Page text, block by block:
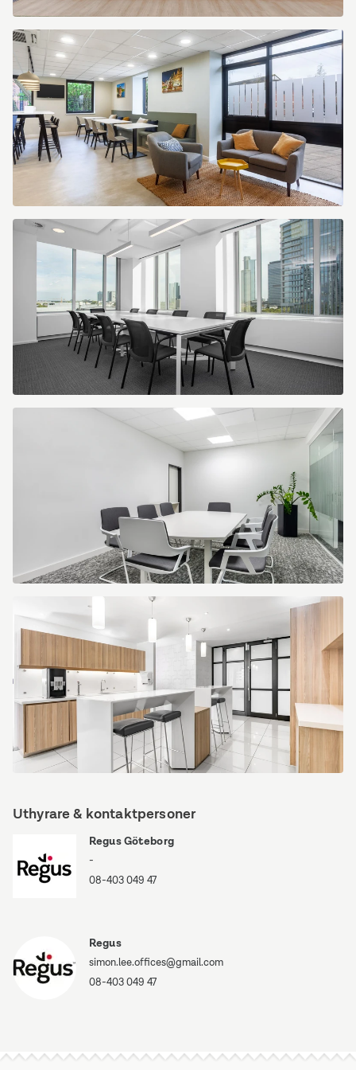
Rezeptionist.jpg
Business-
Lounge
Besprechungsräume
2.jpg
Uthyrare & kontaktpersoner
Regus Göteborg
-
08-403 049 47
Regus
simon.lee.offices@gmail.com
08-403 049 47